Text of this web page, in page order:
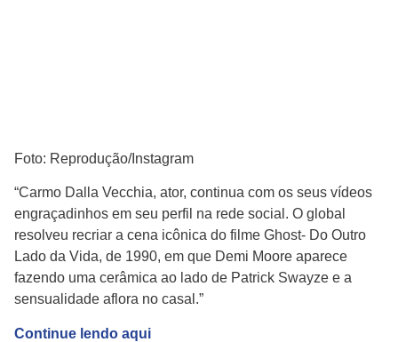
Foto: Reprodução/Instagram
“Carmo Dalla Vecchia, ator, continua com os seus vídeos
engraçadinhos em seu perfil na rede social. O global
resolveu recriar a cena icônica do filme Ghost- Do Outro
Lado da Vida, de 1990, em que Demi Moore aparece
fazendo uma cerâmica ao lado de Patrick Swayze e a
sensualidade aflora no casal.”
Continue lendo aqui